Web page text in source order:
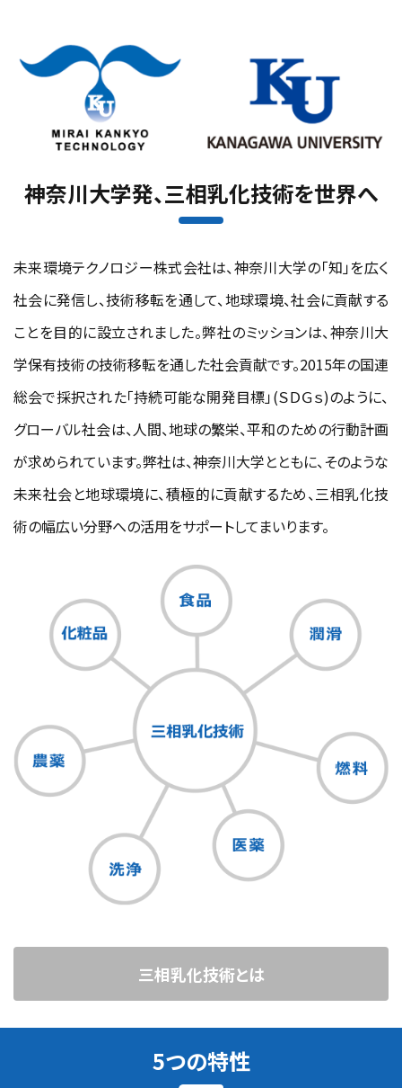
神奈川大学発、三相乳化技術を世界へ
未来環境テクノロジー株式会社は、神奈川大学の「知」を広く
社会に発信し、技術移転を通して、地球環境、社会に貢献する
ことを目的に設立されました。弊社のミッションは、神奈川大
学保有技術の技術移転を通した社会貢献です。2015年の国連
総会で採択された「持続可能な開発目標」(ＳＤＧｓ)のように、
グローバル社会は、人間、地球の繁栄、平和のための行動計画
が求められています。弊社は、神奈川大学とともに、そのような
未来社会と地球環境に、積極的に貢献するため、三相乳化技
術の幅広い分野への活用をサポートしてまいります。
三相乳化技術とは
5つの特性